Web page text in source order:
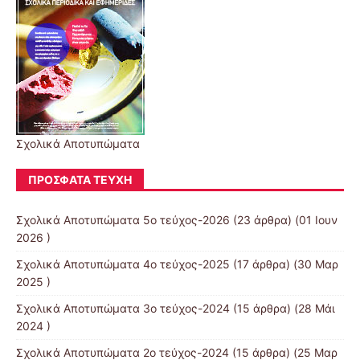
Σχολικά Αποτυπώματα
ΠΡΌΣΦΑΤΑ ΤΕΎΧΗ
Σχολικά Αποτυπώματα 5ο τεύχος-2026 (23 άρθρα) (01 Ιουν
2026 )
Σχολικά Αποτυπώματα 4ο τεύχος-2025 (17 άρθρα) (30 Μαρ
2025 )
Σχολικά Αποτυπώματα 3ο τεύχος-2024 (15 άρθρα) (28 Μάι
2024 )
Σχολικά Αποτυπώματα 2ο τεύχος-2024 (15 άρθρα) (25 Μαρ